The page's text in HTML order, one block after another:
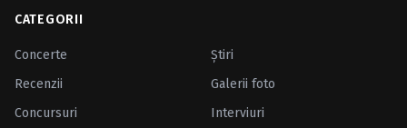
CATEGORII
Concerte
Ştiri
Recenzii
Galerii foto
Concursuri
Interviuri